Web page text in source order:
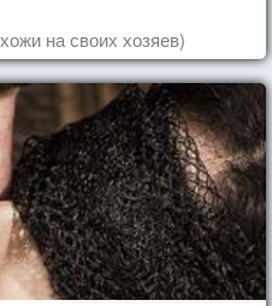
на своих хозяев)